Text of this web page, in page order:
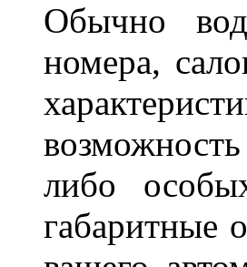
Обычно
номера,
либо
габаритные